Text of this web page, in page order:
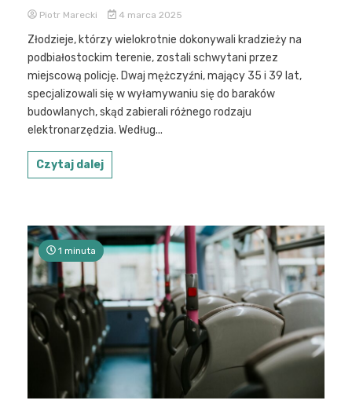
Piotr Marecki 4 marca 2025
Złodzieje, którzy wielokrotnie dokonywali kradzieży na
podbiałostockim terenie, zostali schwytani przez
miejscową policję. Dwaj mężczyźni, mający 35 i 39 lat,
specjalizowali się w wyłamywaniu się do baraków
budowlanych, skąd zabierali różnego rodzaju
elektronarzędzia. Według...
Czytaj dalej
1 minuta